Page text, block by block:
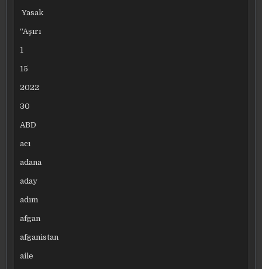
Yasak
“Aşırı
1
15
2022
30
ABD
acı
adana
aday
adım
afgan
afganistan
aile